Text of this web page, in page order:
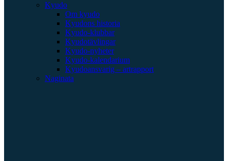
Kyudo
Om kyudo
Kyudons historia
Kyudo-klubbar
Kyudotävlingar
Kyudo-nyheter
Kyudo-kalendarium
Kyudoansvarig – artrapport
Naginata